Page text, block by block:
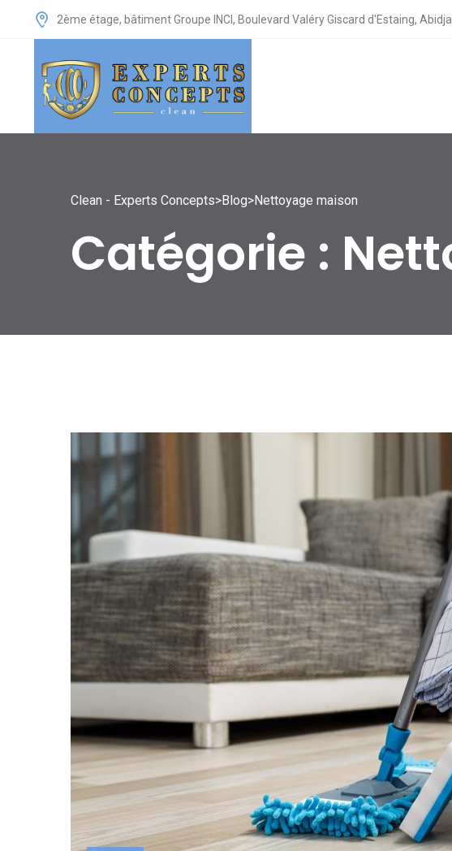
2ème étage, bâtiment Groupe INCI, Boulevard Valéry Giscard d'Estaing,
Clean - Experts Concepts>Blog>Nettoyage maison
Catégorie :